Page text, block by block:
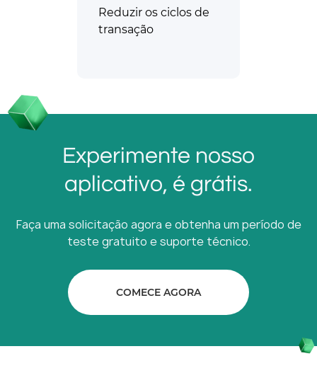
Reduzir os ciclos de
transação
Experimente nosso
aplicativo, é grátis.
Faça uma solicitação agora e obtenha um período de
teste gratuito e suporte técnico.
COMECE AGORA